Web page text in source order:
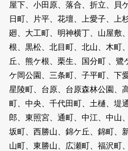
屋下、小田原、落合、折立、貝
日町、片平、花壇、上愛子、上
廻、大工町、明神横丁、山屋敷
根、黒松、北目町、北山、木町
丘、熊ケ根、栗生、国分町 、
ケ岡公園、三条町、子平町、下
星陵町、台原、台原森林公園、
町、中央、千代田町、土樋、堤
郎、東照宮、通町、中江、中山
坂町、西勝山、錦ケ丘、錦町、
山町、東勝山、広瀬町、福沢町